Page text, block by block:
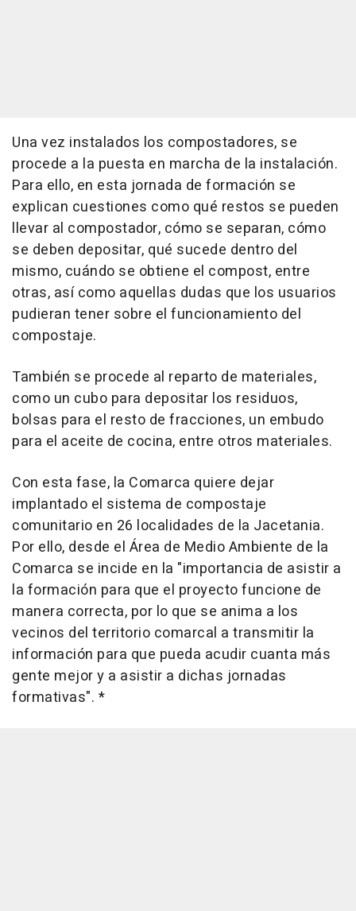
Una vez instalados los compostadores, se
procede a la puesta en marcha de la instalación.
Para ello, en esta jornada de formación se
explican cuestiones como qué restos se pueden
llevar al compostador, cómo se separan, cómo
se deben depositar, qué sucede dentro del
mismo, cuándo se obtiene el compost, entre
otras, así como aquellas dudas que los usuarios
pudieran tener sobre el funcionamiento del
compostaje.
También se procede al reparto de materiales,
como un cubo para depositar los residuos,
bolsas para el resto de fracciones, un embudo
para el aceite de cocina, entre otros materiales.
Con esta fase, la Comarca quiere dejar
implantado el sistema de compostaje
comunitario en 26 localidades de la Jacetania.
Por ello, desde el Área de Medio Ambiente de la
Comarca se incide en la "importancia de asistir a
la formación para que el proyecto funcione de
manera correcta, por lo que se anima a los
vecinos del territorio comarcal a transmitir la
información para que pueda acudir cuanta más
gente mejor y a asistir a dichas jornadas
formativas". *